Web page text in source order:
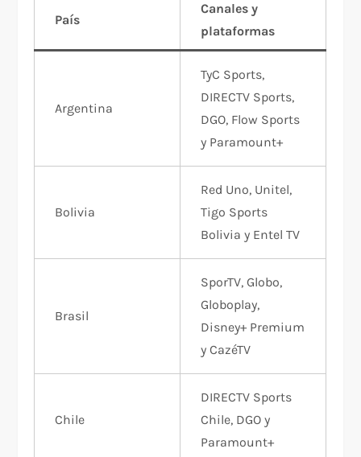
País
Canales y
plataformas
Argentina
TyC Sports,
DIRECTV Sports,
DGO, Flow Sports
y Paramount+
Bolivia
Red Uno, Unitel,
Tigo Sports
Bolivia y Entel TV
Brasil
SporTV, Globo,
Globoplay,
Disney+ Premium
y CazéTV
Chile
DIRECTV Sports
Chile, DGO y
Paramount+